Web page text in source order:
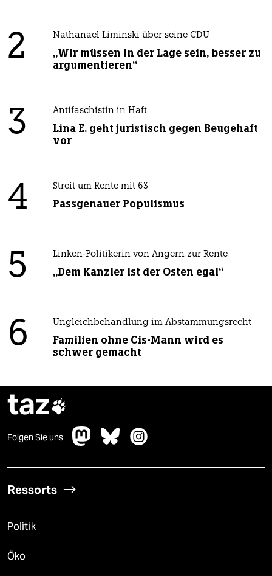
2 Nathanael Liminski über seine CDU
„Wir müssen in der Lage sein, besser zu
argumentieren“
3 Antifaschistin in Haft
Lina E. geht juristisch gegen Beugehaft
vor
4 Streit um Rente mit 63
Passgenauer Populismus
5 Linken-Politikerin von Angern zur Rente
„Dem Kanzler ist der Osten egal“
6 Ungleichbehandlung im Abstammungsrecht
Familien ohne Cis-Mann wird es
schwer gemacht
taz
Folgen Sie uns
Ressorts
Politik
Öko